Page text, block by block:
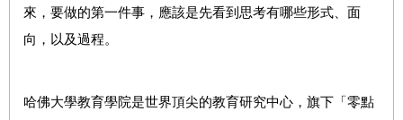
來，要做的第一件事，應該是先看到思考有哪些形式、面
向，以及過程。
哈佛大學教育學院是世界頂尖的教育研究中心， 旗下 「零點